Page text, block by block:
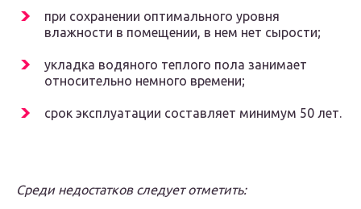
при сохранении оптимального уровня
влажности в помещении, в нем нет сырости;
укладка водяного теплого пола занимает
относительно немного времени;
срок эксплуатации составляет минимум 50 лет.
Среди недостатков следует отметить: